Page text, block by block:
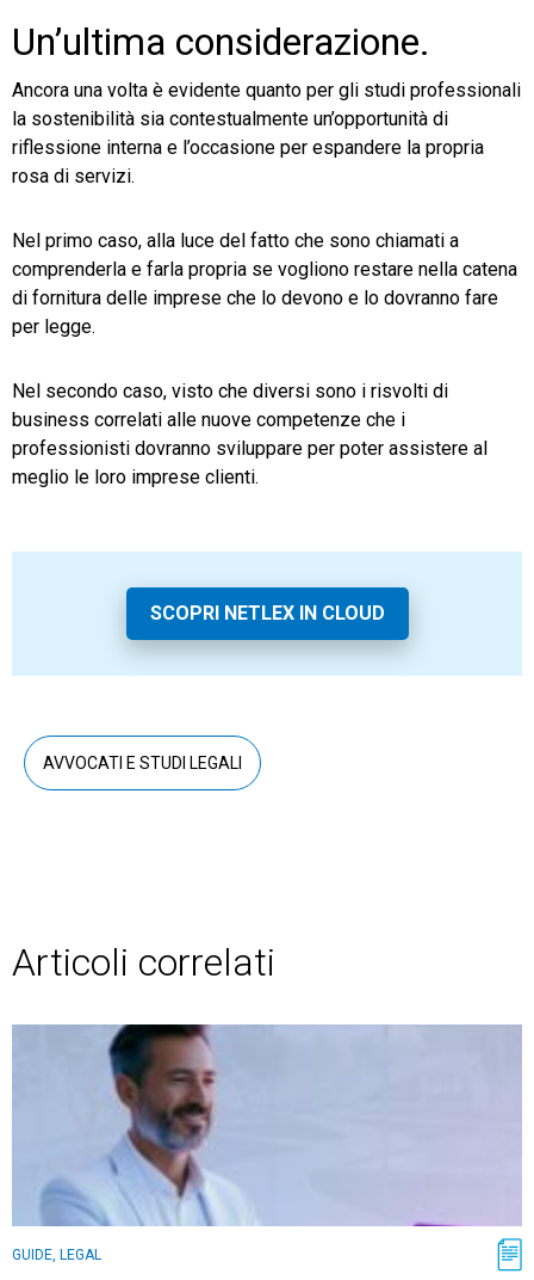
Un’ultima considerazione.
Ancora una volta è evidente quanto per gli studi professionali
la sostenibilità sia contestualmente un’opportunità di
riflessione interna e l’occasione per espandere la propria
rosa di servizi.
Nel primo caso, alla luce del fatto che sono chiamati a
comprenderla e farla propria se vogliono restare nella catena
di fornitura delle imprese che lo devono e lo dovranno fare
per legge.
Nel secondo caso, visto che diversi sono i risvolti di
business correlati alle nuove competenze che i
professionisti dovranno sviluppare per poter assistere al
meglio le loro imprese clienti.
SCOPRI NETLEX IN CLOUD
AVVOCATI E STUDI LEGALI
Articoli correlati
GUIDE, LEGAL